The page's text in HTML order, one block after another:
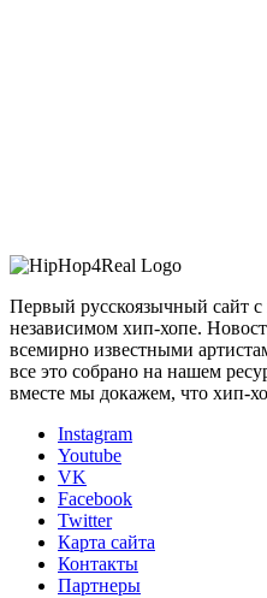
Первый русскоязычный сайт
независимом хип-хопе.
всемирно известными
все это собрано на нашем
вместе мы докажем, что хип-
Instagram
Youtube
VK
Facebook
Twitter
Карта сайта
Контакты
Партнеры